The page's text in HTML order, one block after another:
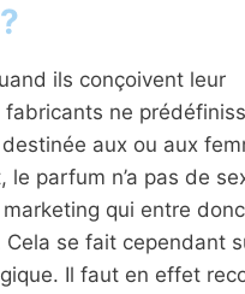
ils conçoivent leur
ne
aux ou aux
le parfum n’a pas de
marketing qui entre
Cela se fait cependant
Il faut en effet